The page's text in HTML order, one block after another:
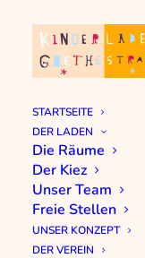
STARTSEITE
DER LADEN
Die Räume
Der Kiez
Unser Team
Freie Stellen
UNSER KONZEPT
DER VEREIN